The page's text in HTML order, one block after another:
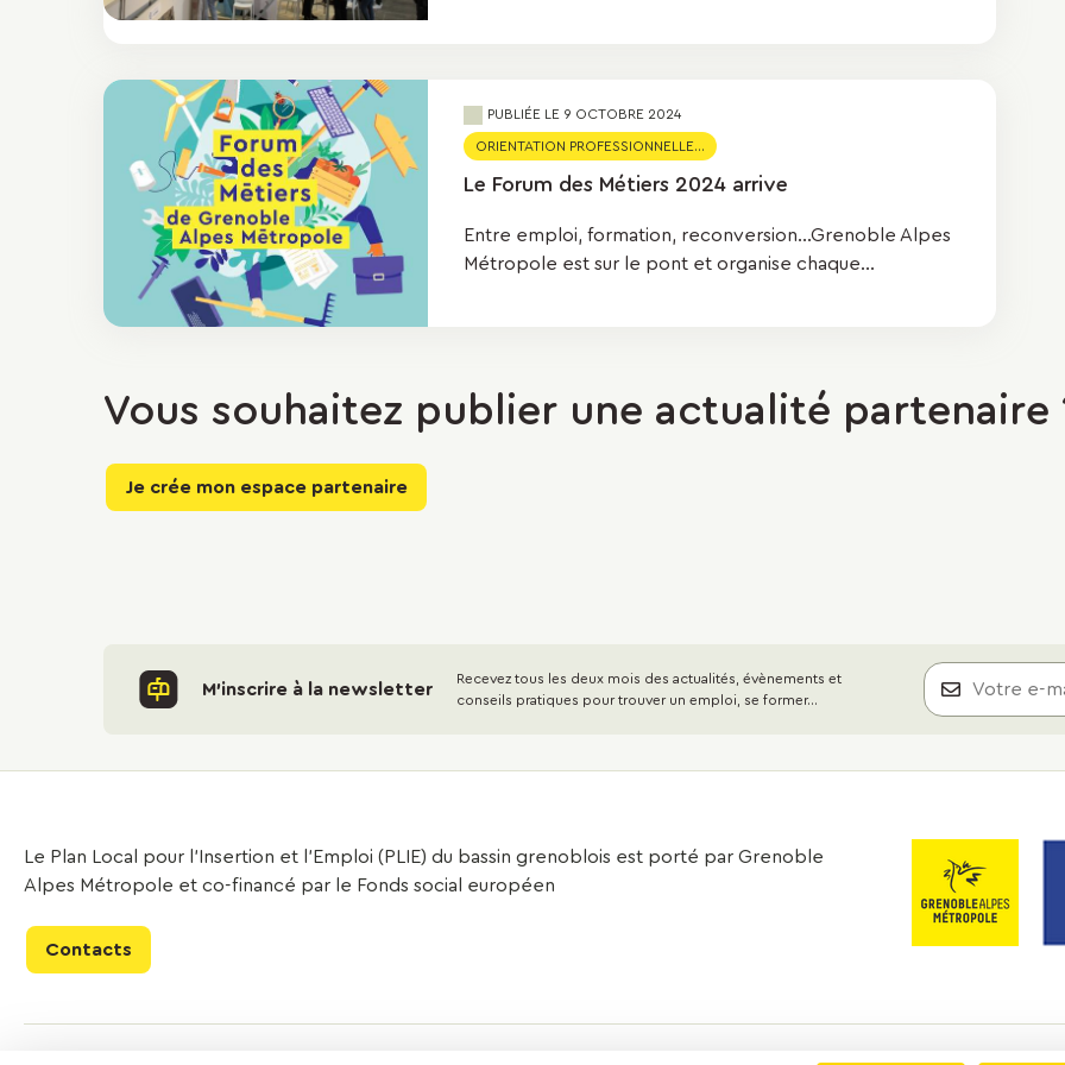
PUBLIÉE LE 9 OCTOBRE 2024
ORIENTATION PROFESSIONNELLE...
Le Forum des Métiers 2024 arrive
Entre emploi, formation, reconversion...Grenoble Alpes
Métropole est sur le pont et organise chaque...
Vous souhaitez publier une actualité partenaire
Je crée mon espace partenaire
M'inscrire à la newsletter
Recevez tous les deux mois des actualités, évènements et
conseils pratiques pour trouver un emploi, se former...
Le Plan Local pour l’Insertion et l’Emploi (PLIE) du bassin grenoblois est porté par Grenoble
Alpes Métropole et co-financé par le Fonds social européen
Contacts